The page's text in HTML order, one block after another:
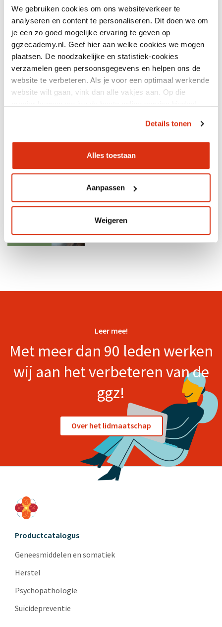
We gebruiken cookies om ons websiteverkeer te
analyseren en content te personaliseren. Dit doen we om
je een zo goed mogelijke ervaring te geven op
ggzecademy.nl. Geef hier aan welke cookies we mogen
plaatsen. De noodzakelijke en statistiek-cookies
verzamelen geen persoonsgegevens en helpen ons de
website te verbeteren. Als je voor een optimaal werkende
website wilt gaan, vink dan alle vakjes aan. Op die
Details tonen
Alles toestaan
Aanpassen
Weigeren
14 jul 2026
Terugblik congres:
nieuwsgierigheid
11 jul 2026
Resourcegroepen:
herstellen doe je samen
Leer mee!
Met meer dan 90 leden werken
wij aan het verbeteren van de
ggz!
Over het lidmaatschap
Productcatalogus
Geneesmiddelen en somatiek
Herstel
Psychopathologie
Suïcidepreventie